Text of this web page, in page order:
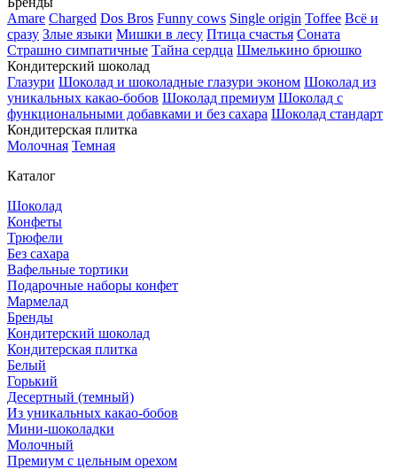
Amare Charged Dos Bros Funny cows Single origin Toffee Всё и
сразу Злые языки Мишки в лесу Птица счастья Соната
Страшно симпатичные Тайна сердца Шмелькино брюшко
Кондитерский шоколад
Глазури Шоколад и шоколадные глазури эконом Шоколад из
уникальных какао-бобов Шоколад премиум Шоколад с
функциональными добавками и без сахара Шоколад стандарт
Кондитерская плитка
Молочная Темная
Каталог
Шоколад
Конфеты
Трюфели
Без сахара
Вафельные тортики
Подарочные наборы конфет
Мармелад
Бренды
Кондитерский шоколад
Кондитерская плитка
Белый
Горький
Десертный (темный)
Из уникальных какао-бобов
Мини-шоколадки
Молочный
Премиум с цельным орехом